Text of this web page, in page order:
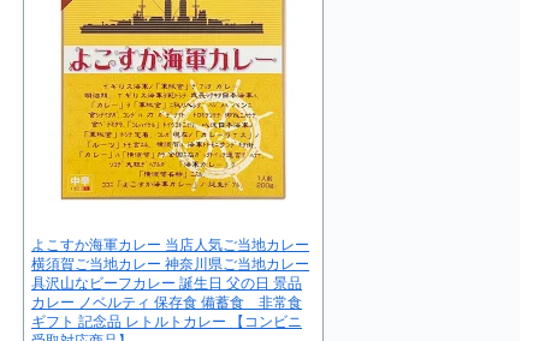
よこすか海軍カレー 当店人気ご当地カレー
横須賀ご当地カレー 神奈川県ご当地カレー
具沢山なビーフカレー 誕生日 父の日 景品
カレー ノベルティ 保存食 備蓄食 非常食
ギフト 記念品 レトルトカレー 【コンビニ